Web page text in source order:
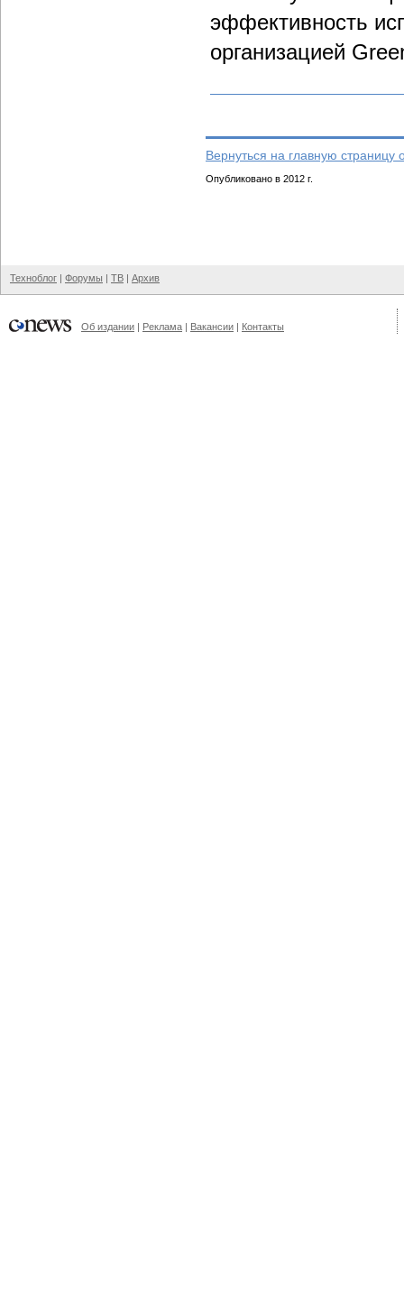
эффективность
организацией
Вернуться на главную страницу
Опубликовано в 2012 г.
Техноблог | Форумы | ТВ | Архив
Об издании | Реклама | Вакансии | Контакты